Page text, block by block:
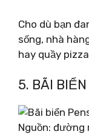
Cho dù bạn
sống, nhà
hay quầy
5. BÃI
Nguồn: